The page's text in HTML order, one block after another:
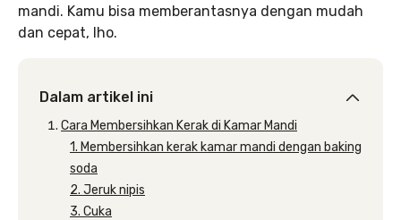
mandi. Kamu bisa memberantasnya dengan mudah
dan cepat, lho.
Dalam artikel ini
Cara Membersihkan Kerak di Kamar Mandi
1. Membersihkan kerak kamar mandi dengan baking
soda
2. Jeruk nipis
3. Cuka